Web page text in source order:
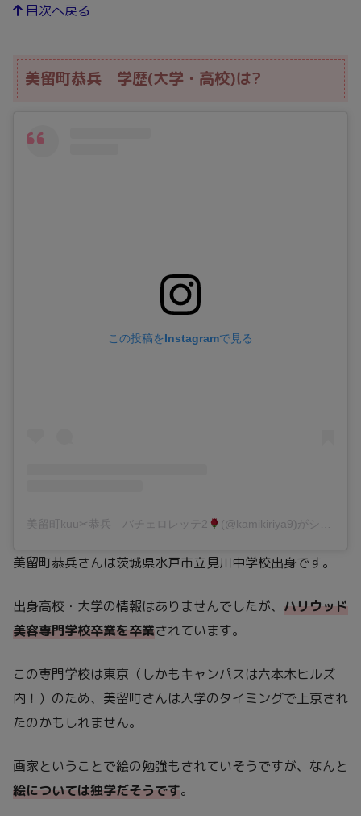
目次へ戻る
美留町恭兵 学歴(大学・高校)は?
この投稿をInstagramで見る
美留町kuu✂︎恭兵 バチェロレッテ2 (@kamikiriya9)がシェアした投稿
美留町恭兵さんは茨城県水戸市立見川中学校出身です。
出身高校・大学の情報はありませんでしたが、 ハリウッド
美容専門学校卒業を卒業されています。
この専門学校は東京（しかもキャンパスは六本木ヒルズ
内！）のため、美留町さんは入学のタイミングで上京され
たのかもしれません。
画家ということで絵の勉強もされていそうですが、なんと
絵については独学だそうです。